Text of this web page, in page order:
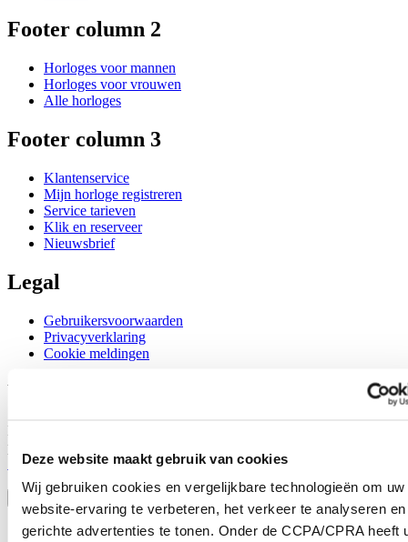
Deze website maakt gebruik van cookies
Wij gebruiken cookies en vergelijkbare technologieën om uw
website-ervaring te verbeteren, het verkeer te analyseren en
gerichte advertenties te tonen. Onder de CCPA/CPRA heeft
Footer column 2
Horloges voor mannen
Horloges voor vrouwen
Alle horloges
Footer column 3
Klantenservice
Mijn horloge registreren
Service tarieven
Klik en reserveer
Nieuwsbrief
Legal
Gebruikersvoorwaarden
Privacyverklaring
Cookie meldingen
Word lid van de CERTINA club
Meld je aan en ontvang exclusieve aanbiedingen en
productrecensies
Schrijf je in!
Selecteer een land/regio
Taalkeuze
Austria